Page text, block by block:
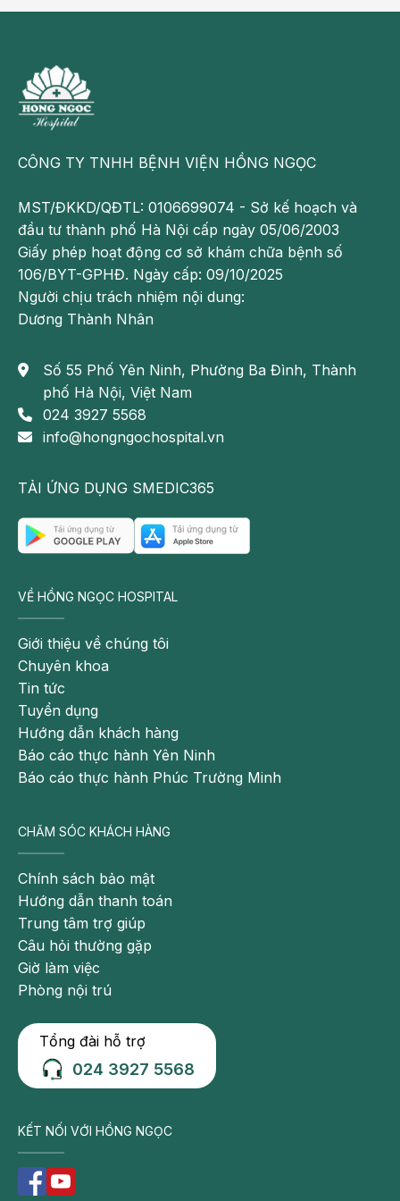
nhiều;... Điều này giúp bệnh nhân được cấp cứu trong
cửa sổ thời gian dưới 4,5 giờ. Quá trình cấp cứu, chụp
phim, xét nghiệm, hội chẩn khẩn trương cũng là một
Hơn nữa, phương pháp tiêu sợi huyết được đánh giá
là tối ưu trong trường hợp cấp cứu cho bệnh nhân
nhồi máu não, hạn chế biến chứng, tăng khả năng
phục hồi vận động cho người bệnh. Sau điều trị, bệnh
nhân nhân sẽ tiếp tục được theo dõi theo chiến lược
quản lý nhóm bệnh nhân đột quỵ để không tái phát
bệnh.”
điều trị cho bệnh nhân đột quỵ
Điều trị bằng thuốc tiêu sợi huyết là biện pháp
được khuyến cáo hàng đầu cho bệnh nhân nhồi
máu não ở giai đoạn cấp. Biện pháp giúp giảm
thiểu tỷ lệ tử vong cũng như giảm tới 30% tỷ lệ tàn
phế cho người bệnh. Trung bình cứ 8 bệnh nhân
được điều trị trong “cửa sổ thời gian” quy định với
toàn.
Thông tin liên hệ:Chuyên khoa Nội tổng hợp
viện Đa khoa Hồng Ngọc
Địa chỉ:
55 Yên Ninh, Ba Đình, Hà Nội
Số 8 Châu Văn Liêm, Nam Từ Liêm, Hà Nội
Hotline tư vấn và đặt lịch khám: 0947 616 006 - 0911
CÔNG TY TNHH BỆNH VIỆN HỒNG NGỌC
MST/ĐKKD/QĐTL: 0106699074 - Sở kế hoạch và
đầu tư thành phố Hà Nội cấp ngày 05/06/2003
Giấy phép hoạt động cơ sở khám chữa bệnh số
106/BYT-GPHĐ. Ngày cấp: 09/10/2025
Người chịu trách nhiệm nội dung:
Dương Thành Nhân
Số 55 Phố Yên Ninh, Phường Ba Đình, Thành
phố Hà Nội, Việt Nam
024 3927 5568
info@hongngochospital.vn
TẢI ỨNG DỤNG SMEDIC365
VỀ HỒNG NGỌC HOSPITAL
Giới thiệu về chúng tôi
Chuyên khoa
Tin tức
Tuyển dụng
Hướng dẫn khách hàng
Báo cáo thực hành Yên Ninh
Báo cáo thực hành Phúc Trường Minh
CHĂM SÓC KHÁCH HÀNG
Chính sách bảo mật
Hướng dẫn thanh toán
Trung tâm trợ giúp
Câu hỏi thường gặp
Giờ làm việc
Phòng nội trú
Tổng đài hỗ trợ
024 3927 5568
KẾT NỐI VỚI HỒNG NGỌC